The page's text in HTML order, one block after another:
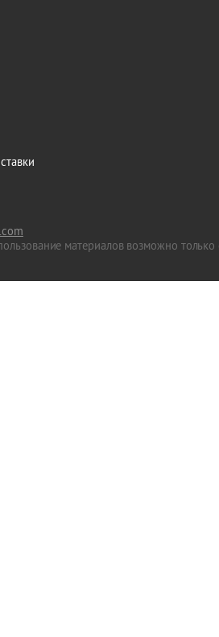
материалов возможно